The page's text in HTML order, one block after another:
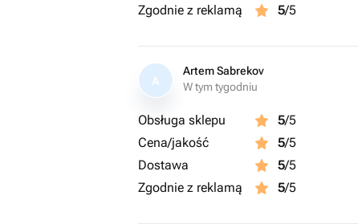
Zgodnie z reklamą
5/5
A
Artem Sabrekov
W tym tygodniu
Obsługa sklepu 5/5
Cena/jakość
5/5
Dostawa
5/5
Zgodnie z reklamą
5/5